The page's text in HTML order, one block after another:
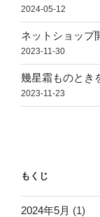
2024-05-12
ネットショップ
2023-11-30
幾星霜ものとき
2023-11-23
もくじ
2024年5月 (1)